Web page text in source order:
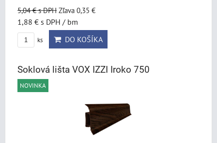
5,04 €s DPH Zľava 0,35 €
1,88 € s DPH / bm
ks DO KOŠÍKA
Soklová lišta VOX IZZI Iroko 750
NOVINKA